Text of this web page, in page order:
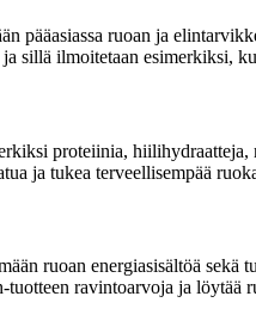
pääasiassa ruoan ja
ilmoitetaan esimerkiksi,
proteiinia,
ja tukea terveellisempää
ruoan energiasisältöä
ravintoarvoja ja löytää